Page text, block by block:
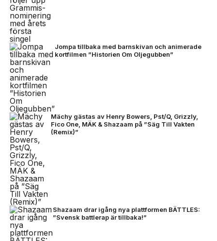
Jompa tillbaka med barnskivan och animerade
kortfilmen ”Historien Om Oljegubben”
Mächy gästas av Henry Bowers, Pst/Q, Grizzly,
Fico One, MÄK & Shazaam på ”Säg Till Vakten
(Remix)”
Shazaam drar igång nya plattformen BÄTTLES:
”Svensk battlerap är tillbaka!”